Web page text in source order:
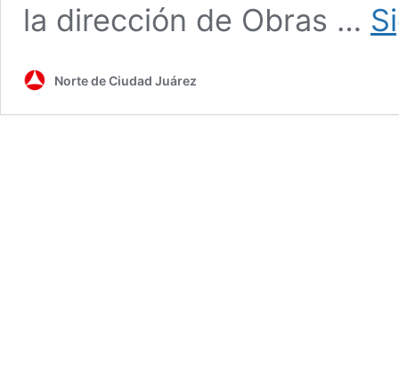
la dirección de Obras …
Norte de Ciudad Juárez